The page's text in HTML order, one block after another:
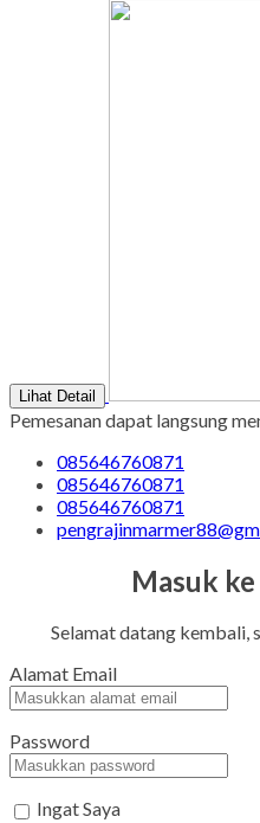
Lihat Detail
Pemesanan dapat langsung
085646760871
085646760871
085646760871
Masuk
Selamat datang kembali,
Alamat Email
Password
Ingat Saya